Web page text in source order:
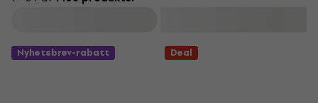
Nyhetsbrev-rabatt Deal